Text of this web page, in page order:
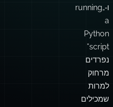
ו‑„running
a
Python
script”
נפרדים
מרחוק
למרות
שמכילים